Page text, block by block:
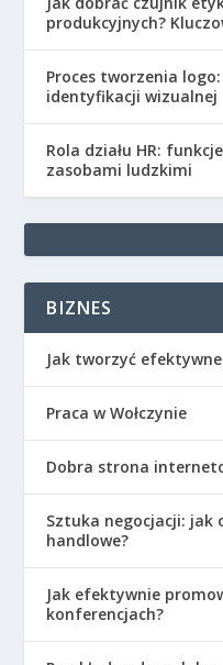
produkcyjnych?
Proces tworzenia
identyfikacji wizualnej
Rola działu HR:
zasobami ludzkimi
BIZNES
Jak tworzyć
Praca w Wołczynie
Dobra strona
Sztuka negocjacji: jak
handlowe?
Jak efektywnie
konferencjach?